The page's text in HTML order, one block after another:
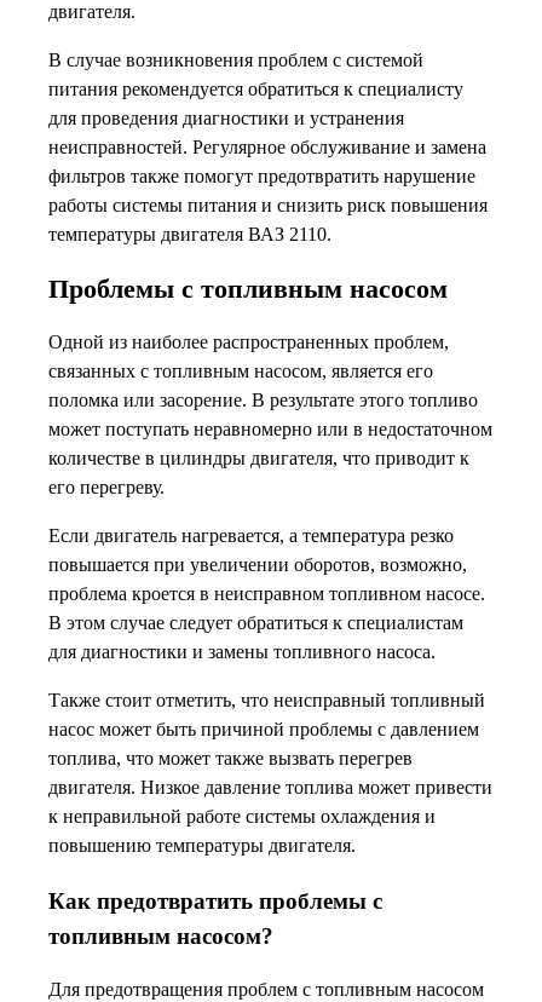
двигателя.
В случае возникновения проблем с системой
питания рекомендуется обратиться к специалисту
для проведения диагностики и устранения
неисправностей. Регулярное обслуживание и замена
фильтров также помогут предотвратить нарушение
работы системы питания и снизить риск повышения
температуры двигателя ВАЗ 2110.
Проблемы с топливным насосом
Одной из наиболее распространенных проблем,
связанных с топливным насосом, является его
поломка или засорение. В результате этого топливо
может поступать неравномерно или в недостаточном
количестве в цилиндры двигателя, что приводит к
его перегреву.
Если двигатель нагревается, а температура резко
повышается при увеличении оборотов, возможно,
проблема кроется в неисправном топливном насосе.
В этом случае следует обратиться к специалистам
для диагностики и замены топливного насоса.
Также стоит отметить, что неисправный топливный
насос может быть причиной проблемы с давлением
топлива, что может также вызвать перегрев
двигателя. Низкое давление топлива может привести
к неправильной работе системы охлаждения и
повышению температуры двигателя.
Как предотвратить проблемы с
топливным насосом?
Для предотвращения проблем с топливным насосом